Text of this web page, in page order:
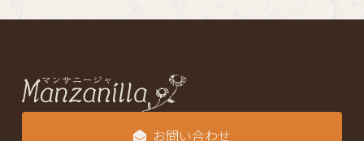
お問い合わせ